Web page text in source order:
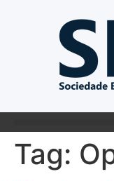
Tag: